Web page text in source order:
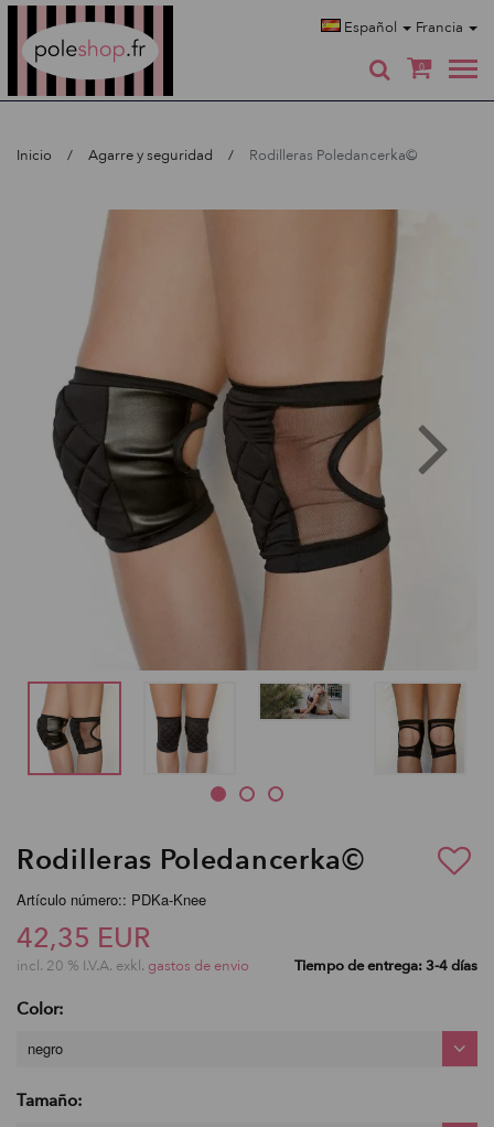
Español Francia
0
Inicio Agarre y seguridad Rodilleras Poledancerka©
Rodilleras Poledancerka©
Artículo número:: PDKa-Knee
42,35 EUR
incl. 20 % I.V.A. exkl. gastos de envio Tiempo de entrega: 3-4 días
Color:
negro
Tamaño: